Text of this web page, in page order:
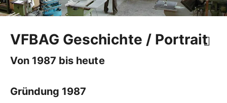
VFBAG Geschichte / Portrait
Von 1987 bis heute
Gründung 1987